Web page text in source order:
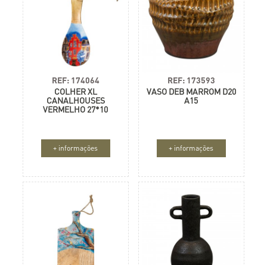
0 CM até 200 CM
TAMANHO POTE
CARACTERÍSTICAS
BUSCAR
REF: 174064
COLHER XL
CANALHOUSES
VERMELHO 27*10
+ informações
REF: 173593
VASO DEB MARROM D20
A15
+ informações